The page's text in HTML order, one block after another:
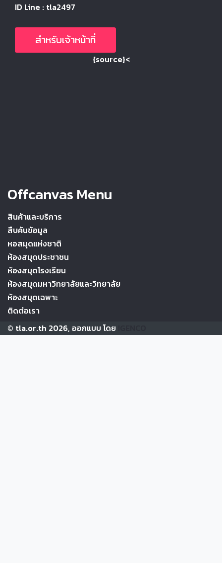
ID Line : tla2497
สำหรับเจ้าหน้าที่
{source}<
Offcanvas Menu
สินค้าและบริการ
สืบค้นข้อมูล
หอสมุดแห่งชาติ
ห้องสมุดประชาชน
ห้องสมุดโรงเรียน
ห้องสมุดมหาวิทยาลัยและวิทยาลัย
ห้องสมุดเฉพาะ
ติดต่อเรา
© tla.or.th 2026, ออกแบบ โดย